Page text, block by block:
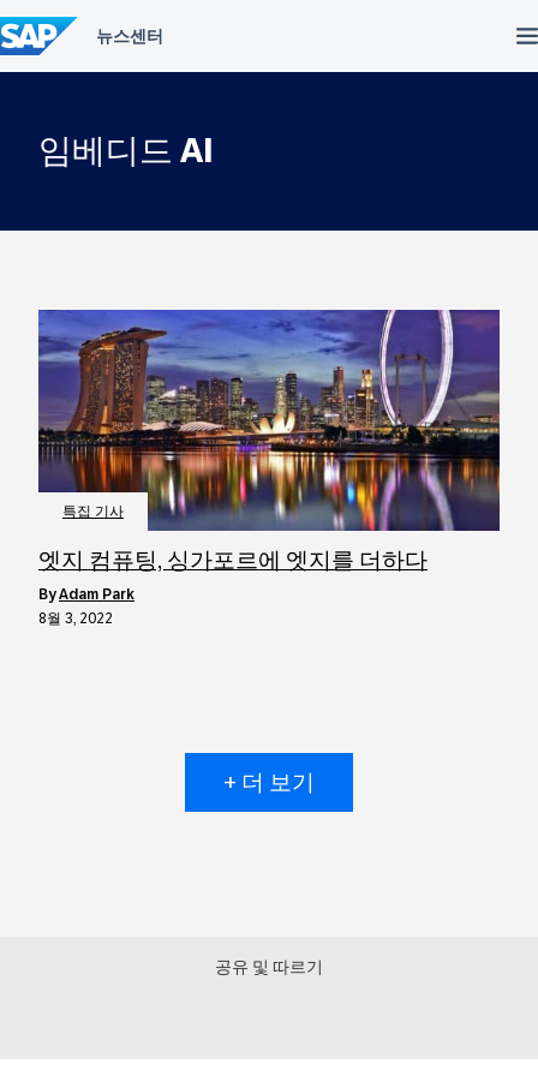
텐
츠
건
임베디드 AI
특집 기사
엣지 컴퓨팅, 싱가포르에 엣지를 더하다
byAdam Park
8월 3, 2022
+ 더 보기
공유 및 따르기